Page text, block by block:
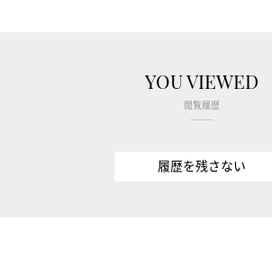
YOU VIEWED
閲覧履歴
履歴を残さない